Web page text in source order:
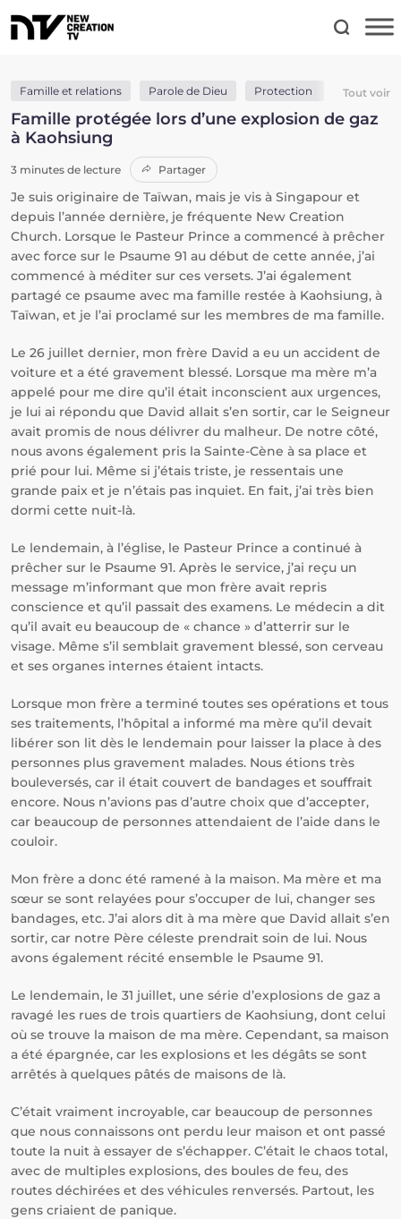
Famille et relations Parole de Dieu Protection Sainte-
Tout voir
Famille protégée lors d’une explosion de gaz
à Kaohsiung
3 minutes de lecture Partager
Je suis originaire de Taïwan, mais je vis à Singapour et
depuis l’année dernière, je fréquente New Creation
Church. Lorsque le Pasteur Prince a commencé à prêcher
avec force sur le Psaume 91 au début de cette année, j’ai
commencé à méditer sur ces versets. J’ai également
partagé ce psaume avec ma famille restée à Kaohsiung, à
Taïwan, et je l’ai proclamé sur les membres de ma famille.
Le 26 juillet dernier, mon frère David a eu un accident de
voiture et a été gravement blessé. Lorsque ma mère m’a
appelé pour me dire qu’il était inconscient aux urgences,
je lui ai répondu que David allait s’en sortir, car le Seigneur
avait promis de nous délivrer du malheur. De notre côté,
nous avons également pris la Sainte-Cène à sa place et
prié pour lui. Même si j’étais triste, je ressentais une
grande paix et je n’étais pas inquiet. En fait, j’ai très bien
dormi cette nuit-là.
Le lendemain, à l’église, le Pasteur Prince a continué à
prêcher sur le Psaume 91. Après le service, j’ai reçu un
message m’informant que mon frère avait repris
conscience et qu’il passait des examens. Le médecin a dit
qu’il avait eu beaucoup de « chance » d’atterrir sur le
visage. Même s’il semblait gravement blessé, son cerveau
et ses organes internes étaient intacts.
Lorsque mon frère a terminé toutes ses opérations et tous
ses traitements, l’hôpital a informé ma mère qu’il devait
libérer son lit dès le lendemain pour laisser la place à des
personnes plus gravement malades. Nous étions très
bouleversés, car il était couvert de bandages et souffrait
encore. Nous n’avions pas d’autre choix que d’accepter,
car beaucoup de personnes attendaient de l’aide dans le
couloir.
Mon frère a donc été ramené à la maison. Ma mère et ma
sœur se sont relayées pour s’occuper de lui, changer ses
bandages, etc. J’ai alors dit à ma mère que David allait s’en
sortir, car notre Père céleste prendrait soin de lui. Nous
avons également récité ensemble le Psaume 91.
Le lendemain, le 31 juillet, une série d’explosions de gaz a
ravagé les rues de trois quartiers de Kaohsiung, dont celui
où se trouve la maison de ma mère. Cependant, sa maison
a été épargnée, car les explosions et les dégâts se sont
arrêtés à quelques pâtés de maisons de là.
C’était vraiment incroyable, car beaucoup de personnes
que nous connaissons ont perdu leur maison et ont passé
toute la nuit à essayer de s’échapper. C’était le chaos total,
avec de multiples explosions, des boules de feu, des
routes déchirées et des véhicules renversés. Partout, les
gens criaient de panique.